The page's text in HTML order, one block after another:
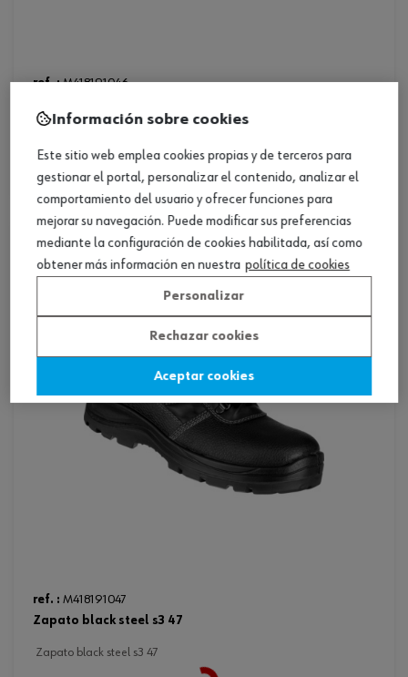
ref. :M418191046
Loading...
ref. : M418191047
zapato black steel s3 47
zapato black steel s3 47
Información sobre cookies
Este sitio web emplea cookies propias y de terceros para
gestionar el portal, personalizar el contenido, analizar el
comportamiento del usuario y ofrecer funciones para
mejorar su navegación. Puede modificar sus preferencias
mediante la configuración de cookies habilitada, así como
obtener más información en nuestra política de cookies
Personalizar
Rechazar cookies
Aceptar cookies